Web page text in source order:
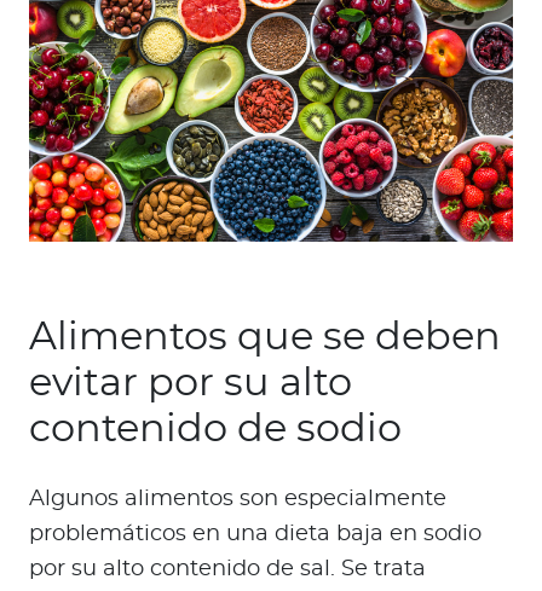
Alimentos que se deben
evitar por su alto
contenido de sodio
Algunos alimentos son especialmente
problemáticos en una dieta baja en sodio
por su alto contenido de sal. Se trata